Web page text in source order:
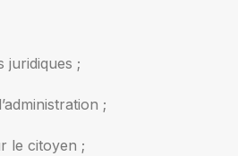
juridiques ;
;
le citoyen ;